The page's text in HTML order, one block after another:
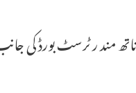
مند ر ٹرسٹ بورڈ کی